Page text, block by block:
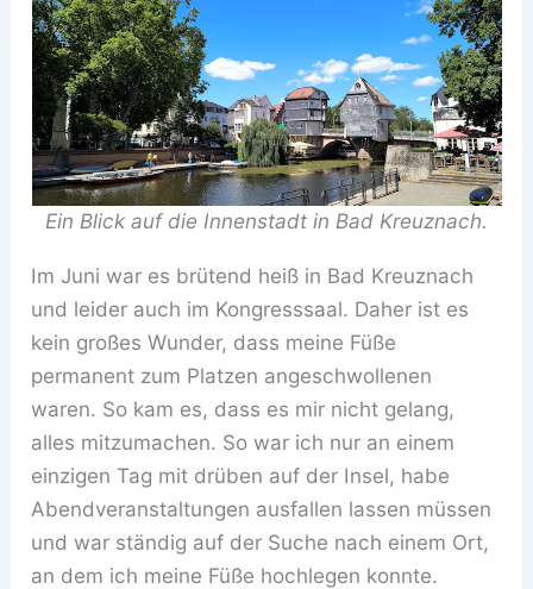
Ein Blick auf die Innenstadt in Bad Kreuznach.
Im Juni war es brütend heiß in Bad Kreuznach
und leider auch im Kongresssaal. Daher ist es
kein großes Wunder, dass meine Füße
permanent zum Platzen angeschwollenen
waren. So kam es, dass es mir nicht gelang,
alles mitzumachen. So war ich nur an einem
einzigen Tag mit drüben auf der Insel, habe
Abendveranstaltungen ausfallen lassen müssen
und war ständig auf der Suche nach einem Ort,
an dem ich meine Füße hochlegen konnte.